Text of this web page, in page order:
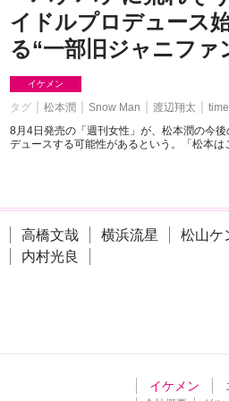
イドルプロデュース
る“一部旧ジャニファ
イケメン
タグ 松本潤 Snow Man 渡辺翔太
8月4日発売の「週刊女性」が、松本潤の今
デュースする可能性があるという。「松本は
高橋文哉 横浜流星 松山ケ
内村光良
イケメン